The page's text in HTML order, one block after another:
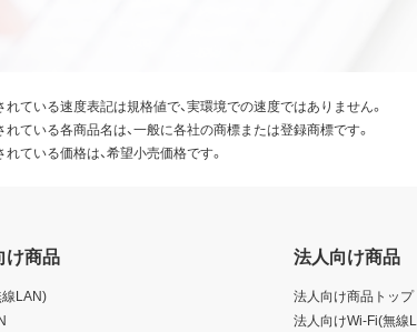
ている速度表記は規格値で、実環境での速度ではありません。
ている各商品名は、一般に各社の商標または登録商標です。
ている価格は、希望小売価格です。
け商品
LAN)
法人向け商品
法人向け商品トップ
法人向けWi-Fi(無線